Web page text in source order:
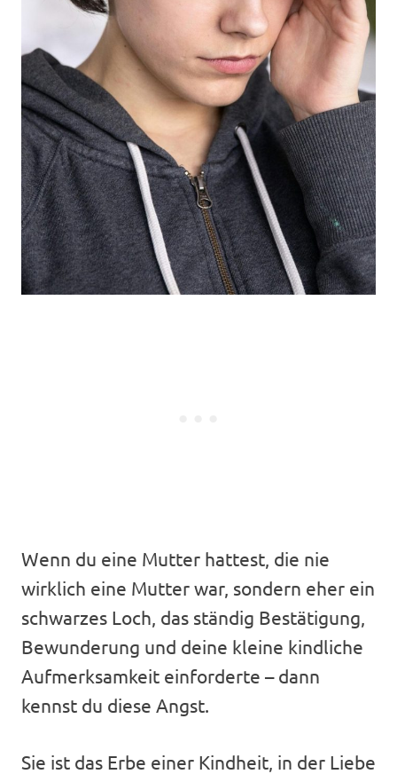
Wenn du eine Mutter hattest, die nie
wirklich eine Mutter war, sondern eher ein
schwarzes Loch, das ständig Bestätigung,
Bewunderung und deine kleine kindliche
Aufmerksamkeit einforderte – dann
kennst du diese Angst.
Sie ist das Erbe einer Kindheit, in der Liebe